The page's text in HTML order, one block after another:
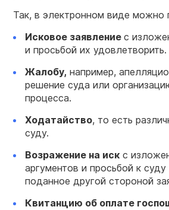
Так, в электронном виде можно
Исковое заявление с
и просьбой их удовлетворить.
Жалобу, например,
решение суда или
процесса.
Ходатайство, то есть
суду.
Возражение на иск с
аргументов и просьбой к суду
поданное другой стороной
Квитанцию об оплате